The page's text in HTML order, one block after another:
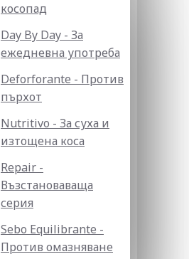
косопад
Day By Day - За
ежедневна употреба
Deforforante - Против
пърхот
Nutritivo - За суха и
изтощена коса
Repair -
Възстановаваща
серия
Sebo Equilibrante -
Против омазняване